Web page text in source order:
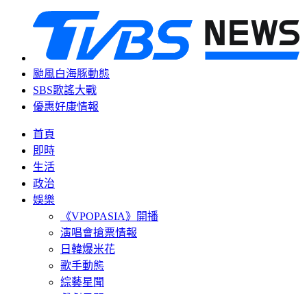
颱風白海豚動態
SBS歌謠大戰
優惠好康情報
首頁
即時
生活
政治
娛樂
《VPOPASIA》開播
演唱會搶票情報
日韓爆米花
歌手動態
綜藝星聞